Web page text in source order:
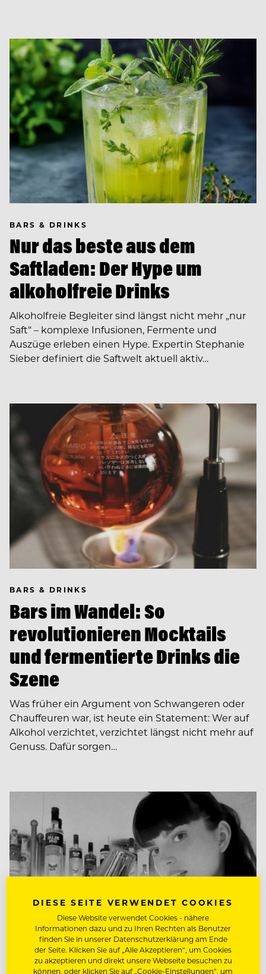
BARS & DRINKS
Nur das beste aus dem
Saftladen: Der Hype um
alkoholfreie Drinks
Alkoholfreie Begleiter sind längst nicht mehr „nur
Saft“ – komplexe Infusionen, Fermente und
Auszüge erleben einen Hype. Expertin Stephanie
Sieber definiert die Saftwelt aktuell aktiv…
BARS & DRINKS
Bars im Wandel: So
revolutionieren Mocktails
und fermentierte Drinks die
Szene
Was früher ein Argument von Schwangeren oder
Chauffeuren war, ist heute ein Statement: Wer auf
Alkohol verzichtet, verzichtet längst nicht mehr auf
Genuss. Dafür sorgen…
DIESE SEITE VERWENDET COOKIES
Diese Website verwendet Cookies - nähere
Informationen dazu und zu Ihren Rechten als Benutzer
finden Sie in unserer Datenschutzerklärung am Ende
der Seite. Klicken Sie auf „Alle Akzeptieren“, um Cookies
zu akzeptieren und direkt unsere Webseite besuchen zu
können, oder klicken Sie auf „Cookie-Einstellungen“, um